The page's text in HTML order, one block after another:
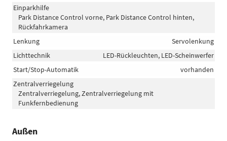
Einparkhilfe
Park Distance Control vorne, Park Distance Control hinten,
Rückfahrkamera
Lenkung
Servolenkung
Lichttechnik
LED-Rückleuchten, LED-Scheinwerfer
Start/Stop-Automatik
vorhanden
Zentralverriegelung
Zentralverriegelung, Zentralverriegelung mit
Funkfernbedienung
Außen